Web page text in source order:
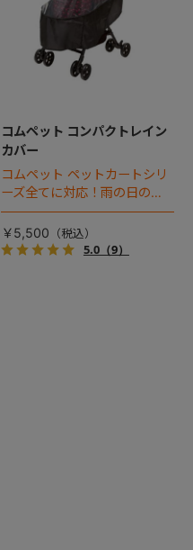
コムペット コンパクトレイン
カバー
コムペット ペットカートシリ
ーズ全てに対応！雨の日のお
出かけも安心。愛犬、環境を
考えて、レインカバーには
PVC(塩化ビニル）を使用して
￥5,500
5.0（9）